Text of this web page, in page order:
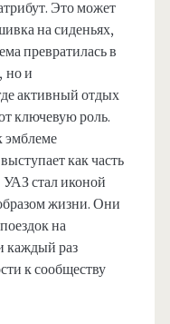
Это может
на сиденьях,
превратилась в
но и
активный отдых
ключевую роль.
эмблеме
как часть
УАЗ стал иконой
жизни. Они
на
каждый раз
к сообществу